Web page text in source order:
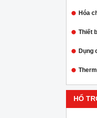
Hóa
Thiết
Dụng
HỔ